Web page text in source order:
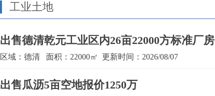
工业土地
出售德清乾元工业区内26亩22000方标准厂房
区域：德清 面积：22000㎡ 更新时间：2026/08/07
出售瓜沥5亩空地报价1250万